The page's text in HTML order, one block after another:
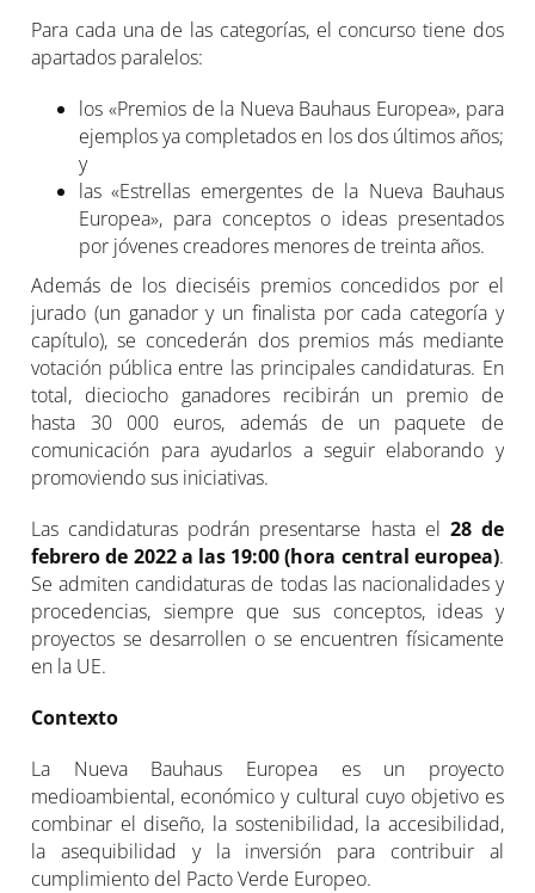
Para cada una de las categorías, el concurso tiene dos
apartados paralelos:
los «Premios de la Nueva Bauhaus Europea», para
ejemplos ya completados en los dos últimos años;
y
las «Estrellas emergentes de la Nueva Bauhaus
Europea», para conceptos o ideas presentados
por jóvenes creadores menores de treinta años.
Además de los dieciséis premios concedidos por el
jurado (un ganador y un finalista por cada categoría y
capítulo), se concederán dos premios más mediante
votación pública entre las principales candidaturas. En
total, dieciocho ganadores recibirán un premio de
hasta 30 000 euros, además de un paquete de
comunicación para ayudarlos a seguir elaborando y
promoviendo sus iniciativas.
Las candidaturas podrán presentarse hasta el 28 de
febrero de 2022 a las 19:00 (hora central europea).
Se admiten candidaturas de todas las nacionalidades y
procedencias, siempre que sus conceptos, ideas y
proyectos se desarrollen o se encuentren físicamente
en la UE.
Contexto
La Nueva Bauhaus Europea es un proyecto
medioambiental, económico y cultural cuyo objetivo es
combinar el diseño, la sostenibilidad, la accesibilidad,
la asequibilidad y la inversión para contribuir al
cumplimiento del Pacto Verde Europeo.